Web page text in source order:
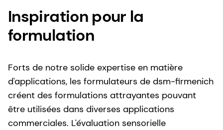
Inspiration pour la
formulation
Forts de notre solide expertise en matière
d'applications, les formulateurs de dsm-firmenich
créent des formulations attrayantes pouvant
être utilisées dans diverses applications
commerciales. L'évaluation sensorielle